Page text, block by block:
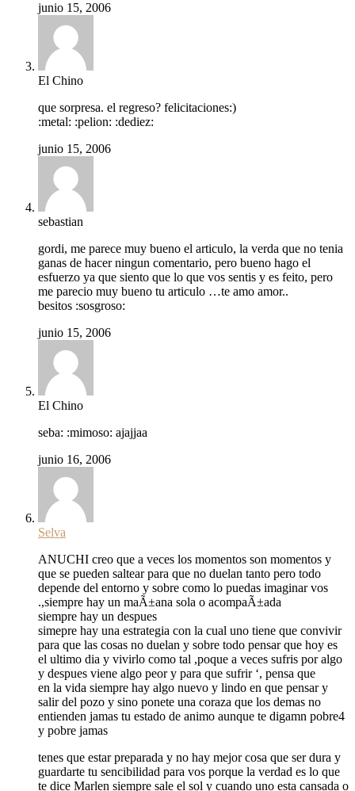
junio 15, 2006
El Chino
que sorpresa. el regreso? felicitaciones:)
:metal: :pelion: :dediez:
junio 15, 2006
sebastian
gordi, me parece muy bueno el articulo, la verda que no tenia
ganas de hacer ningun comentario, pero bueno hago el
esfuerzo ya que siento que lo que vos sentis y es feito, pero
me parecio muy bueno tu articulo …te amo amor..
besitos :sosgroso:
junio 15, 2006
El Chino
seba: :mimoso: ajajjaa
junio 16, 2006
Selva
ANUCHI creo que a veces los momentos son momentos y
que se pueden saltear para que no duelan tanto pero todo
depende del entorno y sobre como lo puedas imaginar vos
.,siempre hay un maÃ±ana sola o acompaÃ±ada
siempre hay un despues
simepre hay una estrategia con la cual uno tiene que convivir
para que las cosas no duelan y sobre todo pensar que hoy es
el ultimo dia y vivirlo como tal ,poque a veces sufris por algo
y despues viene algo peor y para que sufrir ‘, pensa que
en la vida siempre hay algo nuevo y lindo en que pensar y
salir del pozo y sino ponete una coraza que los demas no
entienden jamas tu estado de animo aunque te digamn pobre4
y pobre jamas
tenes que estar preparada y no hay mejor cosa que ser dura y
guardarte tu sencibilidad para vos porque la verdad es lo que
te dice Marlen siempre sale el sol y cuando uno esta cansada o